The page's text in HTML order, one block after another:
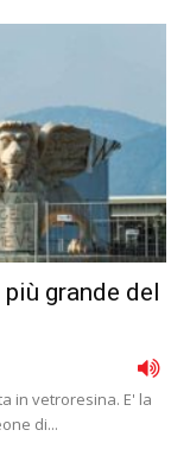
grande del
in vetroresina. E' la
di...